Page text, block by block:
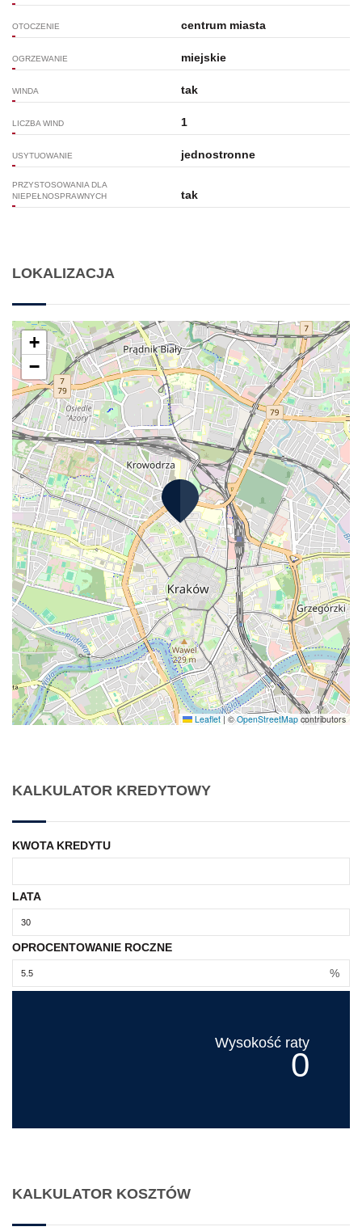
OTOCZENIE centrum miasta
OGRZEWANIE miejskie
WINDA tak
LICZBA WIND 1
USYTUOWANIE jednostronne
PRZYSTOSOWANIA DLA
NIEPEŁNOSPRAWNYCH
tak
LOKALIZACJA
+
−
Leaflet | ©OpenStreetMap contributors
KALKULATOR KREDYTOWY
KWOTA KREDYTU
LATA
OPROCENTOWANIE ROCZNE
%
Wysokość raty
0
KALKULATOR KOSZTÓW